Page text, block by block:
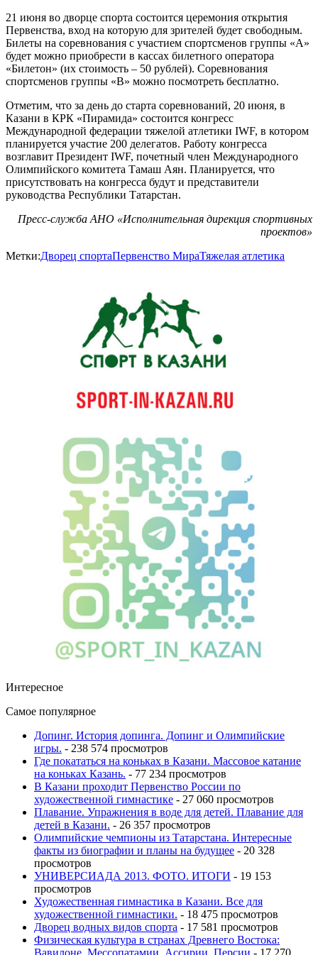
21 июня во дворце спорта состоится церемония открытия
Первенства, вход на которую для зрителей будет свободным.
Билеты на соревнования с участием спортсменов группы «А»
будет можно приобрести в кассах билетного оператора
«Билетон» (их стоимость – 50 рублей). Соревнования
спортсменов группы «В» можно посмотреть бесплатно.
Отметим, что за день до старта соревнований, 20 июня, в
Казани в КРК «Пирамида» состоится конгресс
Международной федерации тяжелой атлетики IWF, в котором
планируется участие 200 делегатов. Работу конгресса
возглавит Президент IWF, почетный член Международного
Олимпийского комитета Тамаш Аян. Планируется, что
присутствовать на конгресса будут и представители
руководства Республики Татарстан.
Пресс-служба АНО «Исполнительная дирекция спортивных
проектов»
Метки:Дворец спортаПервенство МираТяжелая атлетика
Интересное
Самое популярное
Допинг. История допинга. Допинг и Олимпийские
игры. - 238 574 просмотров
Где покататься на коньках в Казани. Массовое катание
на коньках Казань. - 77 234 просмотров
В Казани проходит Первенство России по
художественной гимнастике - 27 060 просмотров
Плавание. Упражнения в воде для детей. Плавание для
детей в Казани. - 26 357 просмотров
Олимпийские чемпионы из Татарстана. Интересные
факты из биографии и планы на будущее - 20 328
просмотров
УНИВЕРСИАДА 2013. ФОТО. ИТОГИ - 19 153
просмотров
Художественная гимнастика в Казани. Все для
художественной гимнастики. - 18 475 просмотров
Дворец водных видов спорта - 17 581 просмотров
Физическая культура в странах Древнего Востока:
Вавилоне, Мессопатамии, Ассирии, Персии - 17 270